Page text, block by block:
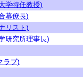
学特任教授)
幕僚長)
リスト)
研究所理事長)
ラブ)